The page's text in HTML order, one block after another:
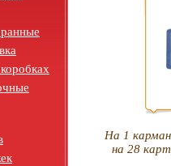
На 1
на 28